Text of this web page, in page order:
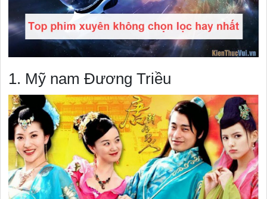
1. Mỹ nam Đương Triều